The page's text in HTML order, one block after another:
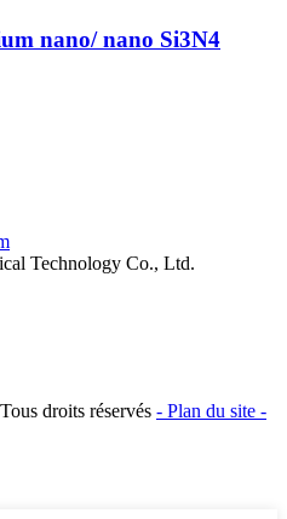
nano/ nano Si3N4
Technology Co., Ltd.
droits réservés - Plan du site -